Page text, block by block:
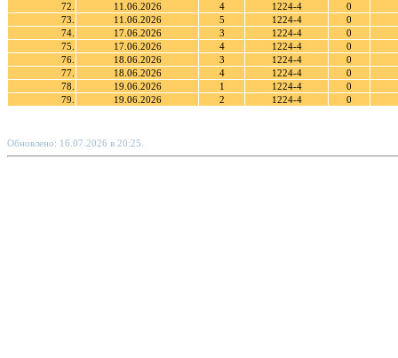
72.
11.06.2026 4 1224-4
0
73.
11.06.2026 5 1224-4
0
74.
17.06.2026 3 1224-4
0
75.
17.06.2026 4 1224-4
0
76.
18.06.2026 3 1224-4
0
77.
18.06.2026 4 1224-4
0
78.
19.06.2026 1 1224-4
0
79.
19.06.2026 2 1224-4 0
Обновлено: 16.07.2026 в 20:25.